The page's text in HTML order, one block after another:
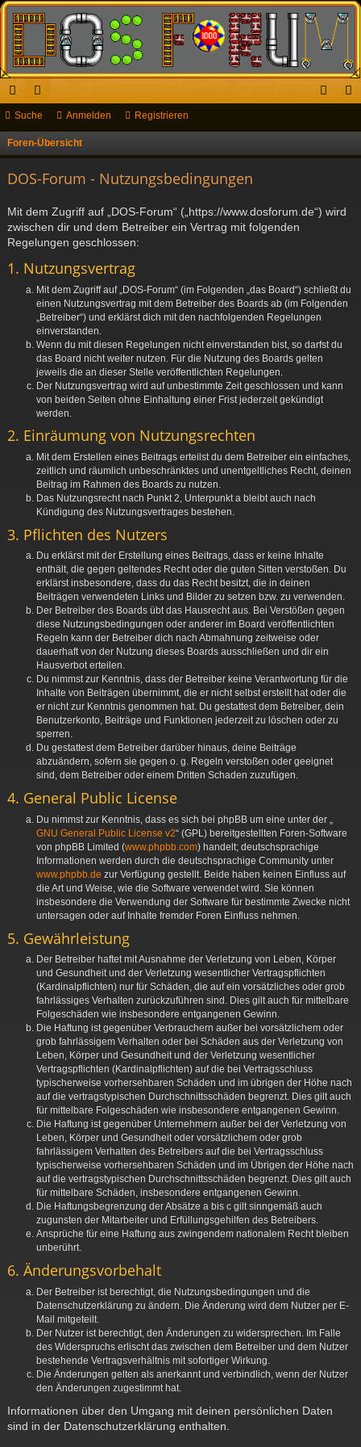
ch
ne
riff
or
en
n
Suche Anmelden Registrieren
Foren-Übersicht
DOS-Forum - Nutzungsbedingungen
Mit dem Zugriff auf „DOS-Forum“ („https://www.dosforum.de“) wird
zwischen dir und dem Betreiber ein Vertrag mit folgenden
Regelungen geschlossen:
1. Nutzungsvertrag
Mit dem Zugriff auf „DOS-Forum“ (im Folgenden „das Board“) schließt du
einen Nutzungsvertrag mit dem Betreiber des Boards ab (im Folgenden
„Betreiber“) und erklärst dich mit den nachfolgenden Regelungen
einverstanden.
Wenn du mit diesen Regelungen nicht einverstanden bist, so darfst du
das Board nicht weiter nutzen. Für die Nutzung des Boards gelten
jeweils die an dieser Stelle veröffentlichten Regelungen.
Der Nutzungsvertrag wird auf unbestimmte Zeit geschlossen und kann
von beiden Seiten ohne Einhaltung einer Frist jederzeit gekündigt
werden.
2. Einräumung von Nutzungsrechten
Mit dem Erstellen eines Beitrags erteilst du dem Betreiber ein einfaches,
zeitlich und räumlich unbeschränktes und unentgeltliches Recht, deinen
Beitrag im Rahmen des Boards zu nutzen.
Das Nutzungsrecht nach Punkt 2, Unterpunkt a bleibt auch nach
Kündigung des Nutzungsvertrages bestehen.
3. Pflichten des Nutzers
Du erklärst mit der Erstellung eines Beitrags, dass er keine Inhalte
enthält, die gegen geltendes Recht oder die guten Sitten verstoßen. Du
erklärst insbesondere, dass du das Recht besitzt, die in deinen
Beiträgen verwendeten Links und Bilder zu setzen bzw. zu verwenden.
Der Betreiber des Boards übt das Hausrecht aus. Bei Verstößen gegen
diese Nutzungsbedingungen oder anderer im Board veröffentlichten
Regeln kann der Betreiber dich nach Abmahnung zeitweise oder
dauerhaft von der Nutzung dieses Boards ausschließen und dir ein
Hausverbot erteilen.
Du nimmst zur Kenntnis, dass der Betreiber keine Verantwortung für die
Inhalte von Beiträgen übernimmt, die er nicht selbst erstellt hat oder die
er nicht zur Kenntnis genommen hat. Du gestattest dem Betreiber, dein
Benutzerkonto, Beiträge und Funktionen jederzeit zu löschen oder zu
sperren.
Du gestattest dem Betreiber darüber hinaus, deine Beiträge
abzuändern, sofern sie gegen o. g. Regeln verstoßen oder geeignet
sind, dem Betreiber oder einem Dritten Schaden zuzufügen.
4. General Public License
Du nimmst zur Kenntnis, dass es sich bei phpBB um eine unter der „
GNU General Public License v2“ (GPL) bereitgestellten Foren-Software
von phpBB Limited (www.phpbb.com) handelt; deutschsprachige
Informationen werden durch die deutschsprachige Community unter
www.phpbb.de zur Verfügung gestellt. Beide haben keinen Einfluss auf
die Art und Weise, wie die Software verwendet wird. Sie können
insbesondere die Verwendung der Software für bestimmte Zwecke nicht
untersagen oder auf Inhalte fremder Foren Einfluss nehmen.
5. Gewährleistung
Der Betreiber haftet mit Ausnahme der Verletzung von Leben, Körper
und Gesundheit und der Verletzung wesentlicher Vertragspflichten
(Kardinalpflichten) nur für Schäden, die auf ein vorsätzliches oder grob
fahrlässiges Verhalten zurückzuführen sind. Dies gilt auch für mittelbare
Folgeschäden wie insbesondere entgangenen Gewinn.
Die Haftung ist gegenüber Verbrauchern außer bei vorsätzlichem oder
grob fahrlässigem Verhalten oder bei Schäden aus der Verletzung von
Leben, Körper und Gesundheit und der Verletzung wesentlicher
Vertragspflichten (Kardinalpflichten) auf die bei Vertragsschluss
typischerweise vorhersehbaren Schäden und im übrigen der Höhe nach
auf die vertragstypischen Durchschnittsschäden begrenzt. Dies gilt auch
für mittelbare Folgeschäden wie insbesondere entgangenen Gewinn.
Die Haftung ist gegenüber Unternehmern außer bei der Verletzung von
Leben, Körper und Gesundheit oder vorsätzlichem oder grob
fahrlässigem Verhalten des Betreibers auf die bei Vertragsschluss
typischerweise vorhersehbaren Schäden und im Übrigen der Höhe nach
auf die vertragstypischen Durchschnittsschäden begrenzt. Dies gilt auch
für mittelbare Schäden, insbesondere entgangenen Gewinn.
Die Haftungsbegrenzung der Absätze a bis c gilt sinngemäß auch
zugunsten der Mitarbeiter und Erfüllungsgehilfen des Betreibers.
Ansprüche für eine Haftung aus zwingendem nationalem Recht bleiben
unberührt.
6. Änderungsvorbehalt
Der Betreiber ist berechtigt, die Nutzungsbedingungen und die
Datenschutzerklärung zu ändern. Die Änderung wird dem Nutzer per E-
Mail mitgeteilt.
Der Nutzer ist berechtigt, den Änderungen zu widersprechen. Im Falle
des Widerspruchs erlischt das zwischen dem Betreiber und dem Nutzer
bestehende Vertragsverhältnis mit sofortiger Wirkung.
Die Änderungen gelten als anerkannt und verbindlich, wenn der Nutzer
den Änderungen zugestimmt hat.
Informationen über den Umgang mit deinen persönlichen Daten
sind in der Datenschutzerklärung enthalten.